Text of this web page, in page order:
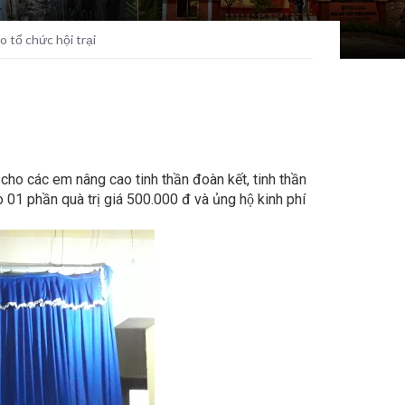
tổ chức hội trại
các em nâng cao tinh thần đoàn kết, tinh thần
phần quà trị giá 500.000 đ và ủng hộ kinh phí